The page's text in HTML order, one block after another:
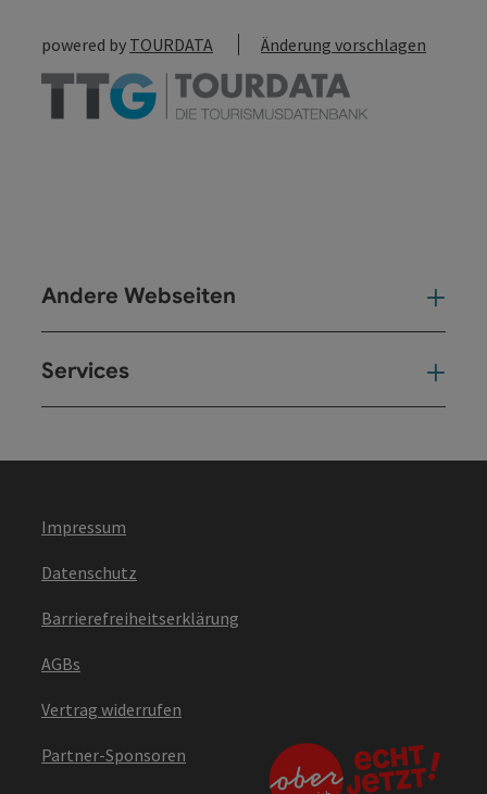
powered by TOURDATA Änderung vorschlagen
Andere Webseiten
Services
Impressum
Datenschutz
Barrierefreiheitserklärung
AGBs
Vertrag widerrufen
Partner-Sponsoren